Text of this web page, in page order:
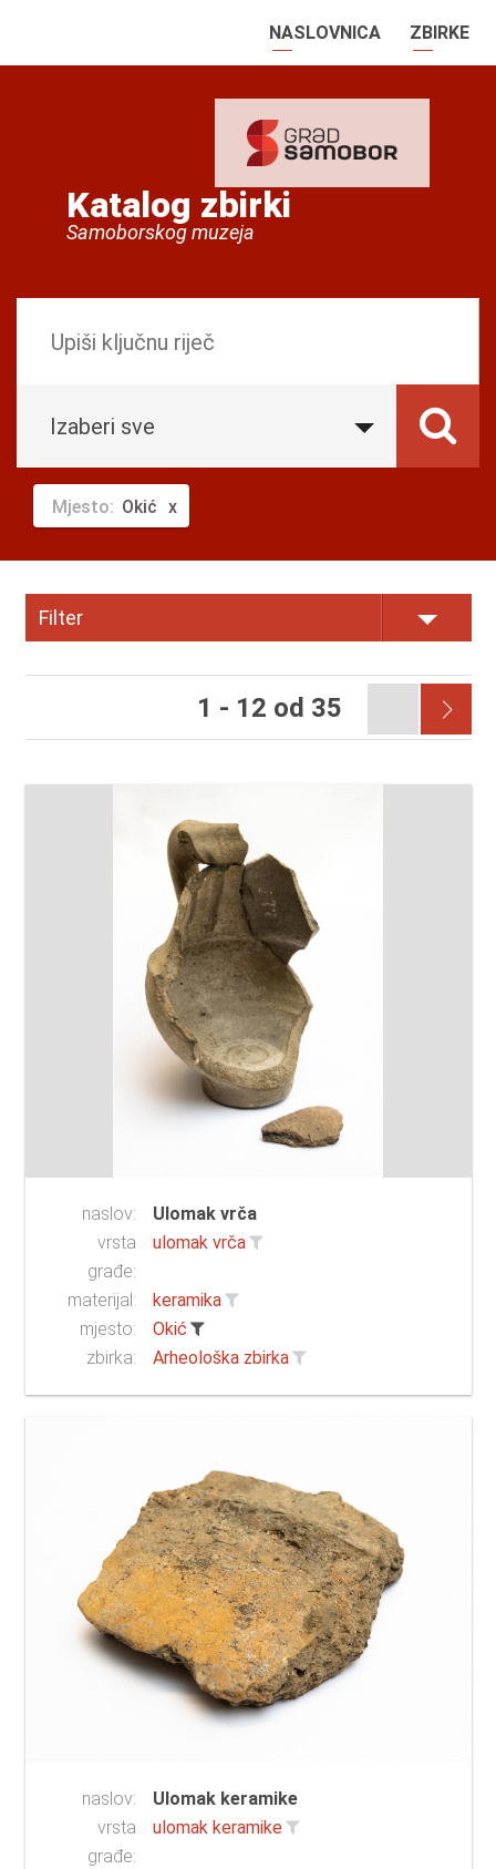
NASLOVNICA ZBIRKE
Katalog zbirki
Samoborskog muzeja
Izaberi sve
Mjesto: Okić
Filter
1 - 12 od 35
naslov:
Ulomak vrča
vrsta
građe:
ulomak vrča
materijal:
keramika
mjesto:
Okić
zbirka:
Arheološka zbirka
naslov:
Ulomak keramike
vrsta
građe:
ulomak keramike